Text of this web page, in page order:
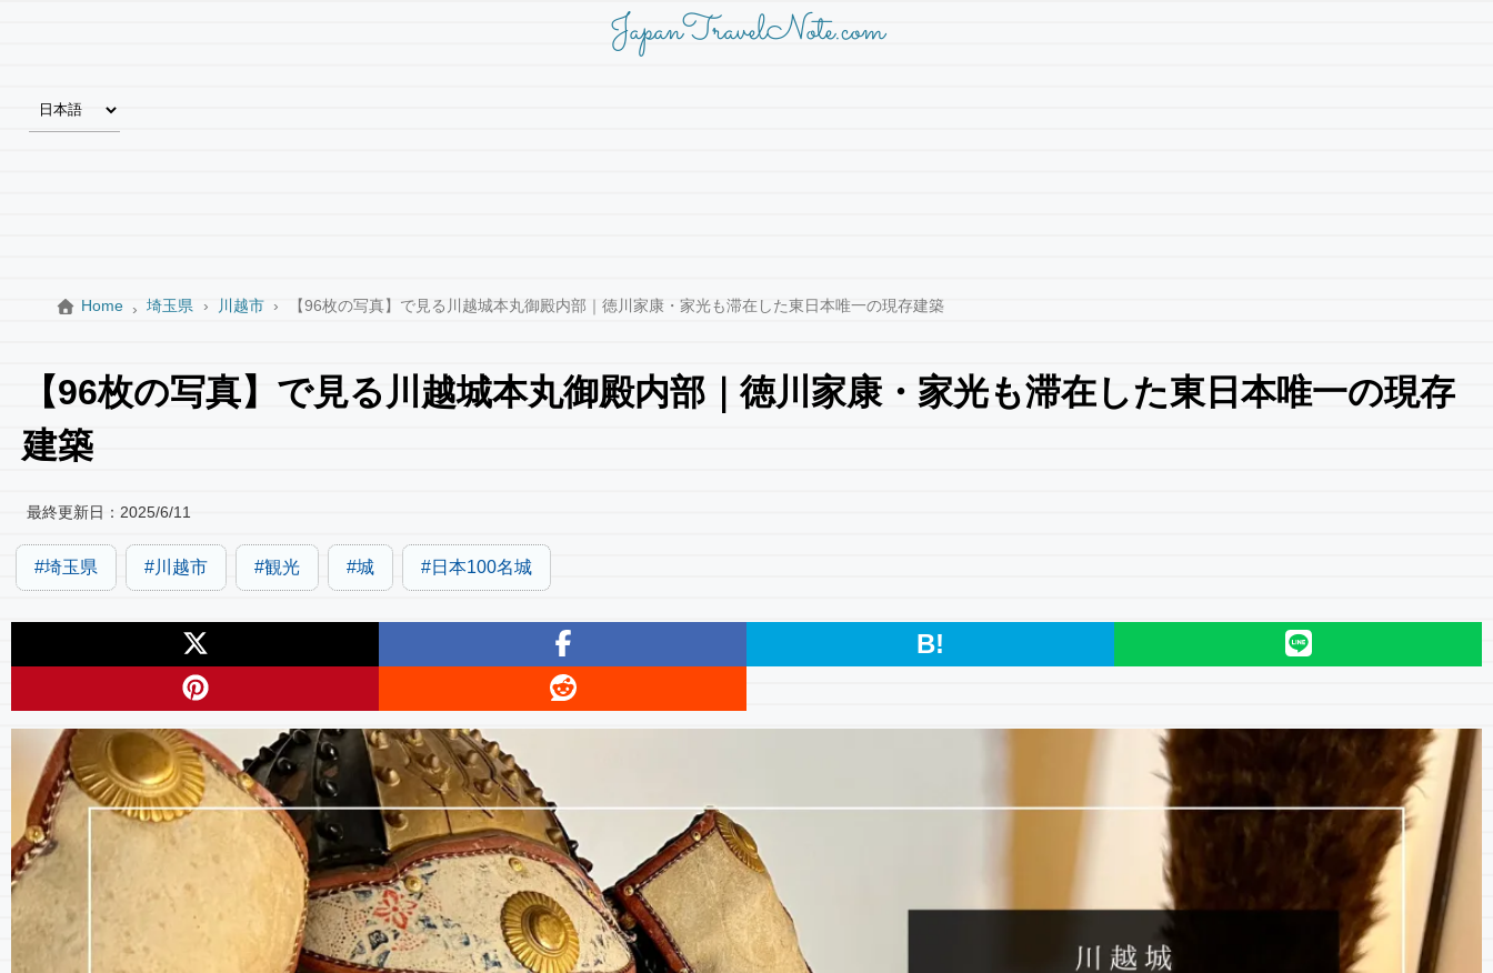
JapanTravelNote.com
Home 埼玉県 川越市 【96枚の写真】で見る川越城本丸御殿内部｜徳川家康・家光も滞在した東日本唯一の現存建築
【96枚の写真】で見る川越城本丸御殿内部｜徳川家康・家光も滞在した東日本唯一の現存
建築
最終更新日： 2025/6/11
埼玉県 川越市 観光 城 日本100名城
B!